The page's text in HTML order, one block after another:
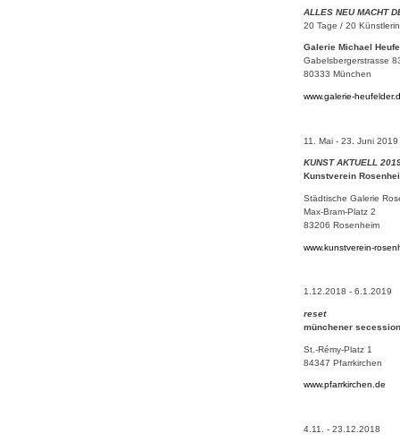
ALLES NEU MACHT
20 Tage / 20
Galerie Michael
Gabelsbergerstrasse
80333 München
www.galerie-
11. Mai - 23. Juni 2019
KUNST AKTUELL
Kunstverein
Städtische Galerie
Max-Bram-Platz 2
83206 Rosenheim
www.kunstverein-
1.12.2018 - 6.1.2019
reset
münchener
St.-Rémy-Platz 1
84347 Pfarrkirchen
www.pfarrkirchen.de
4.11. - 23.12.2018